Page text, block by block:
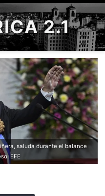
2.1
saluda durante el balance
EFE